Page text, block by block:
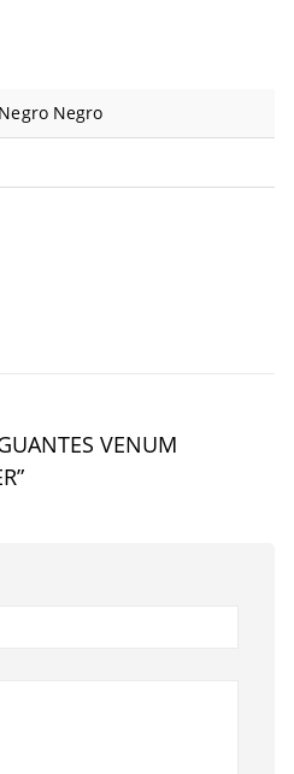
Negro
VENUM